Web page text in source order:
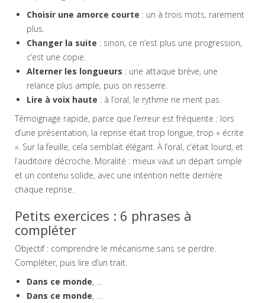
Choisir une amorce courte : un à trois mots, rarement
plus.
Changer la suite : sinon, ce n’est plus une progression,
c’est une copie.
Alterner les longueurs : une attaque brève, une
relance plus ample, puis on resserre.
Lire à voix haute : à l’oral, le rythme ne ment pas.
Témoignage rapide, parce que l’erreur est fréquente : lors
d’une présentation, la reprise était trop longue, trop « écrite
». Sur la feuille, cela semblait élégant. À l’oral, c’était lourd, et
l’auditoire décroche. Moralité : mieux vaut un départ simple
et un contenu solide, avec une intention nette derrière
chaque reprise.
Petits exercices : 6 phrases à
compléter
Objectif : comprendre le mécanisme sans se perdre.
Compléter, puis lire d’un trait.
Dans ce monde, …
Dans ce monde, …